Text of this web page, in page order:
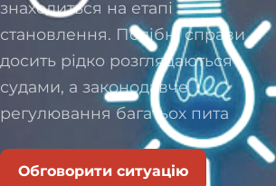
знаходиться на етапі
становлення. Подібні справи
досить рідко розглядаються
судами, а законодавче
регулювання багатьох пита
Обговорити ситуацію